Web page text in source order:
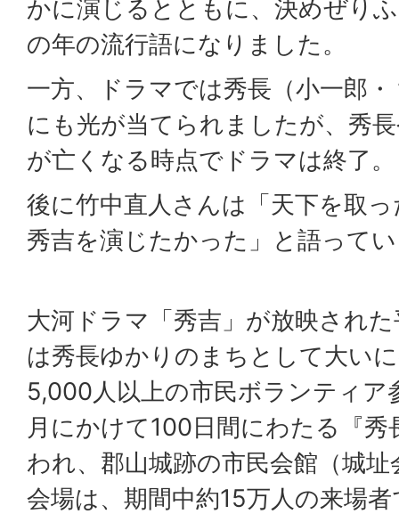
かに演じるとともに、決めぜり
の年の流行語になりました。
一方、ドラマでは秀長（小一郎
にも光が当てられましたが、秀
が亡くなる時点でドラマは終了。
後に竹中直人さんは「天下を取
秀吉を演じたかった」と語って
大河ドラマ「秀吉」が放映され
は秀長ゆかりのまちとして大い
5,000人以上の市民ボランティ
月にかけて100日間にわたる『
われ、郡山城跡の市民会館（城
会場は、期間中約15万人の来場